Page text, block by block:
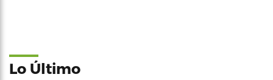
Lo Último